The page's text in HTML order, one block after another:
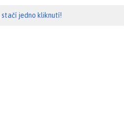
stačí jedno kliknutí!